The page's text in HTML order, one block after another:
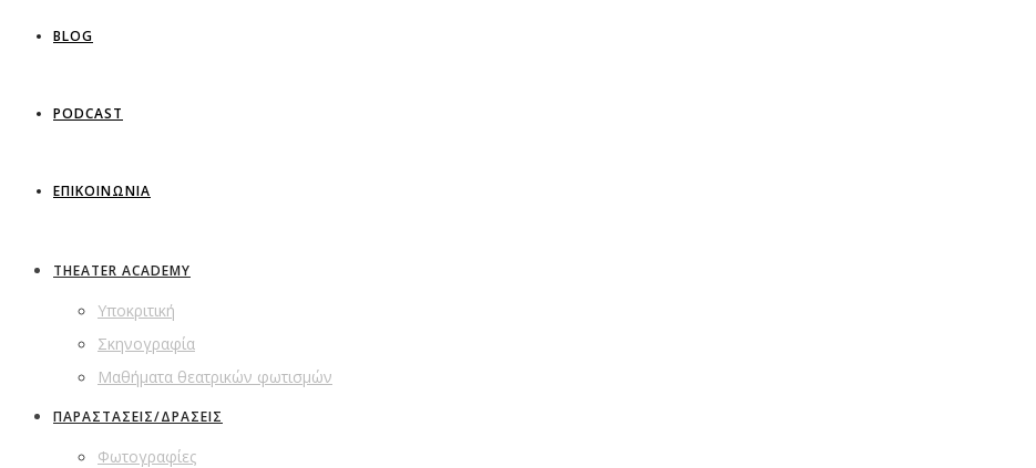
BLOG
PODCAST
ΕΠΙΚΟΙΝΩΝΙΑ
THEATER ACADEMY
Υποκριτική
Σκηνογραφία
Μαθήματα θεατρικών φωτισμών
ΠΑΡΑΣΤΑΣΕΙΣ/ΔΡΑΣΕΙΣ
Φωτογραφίες